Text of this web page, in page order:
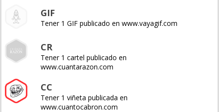
GIF
Tener 1 GIF publicado en www.vayagif.com
CR
Tener 1 cartel publicado en
www.cuantarazon.com
CC
Tener 1 viñeta publicada en
www.cuantocabron.com